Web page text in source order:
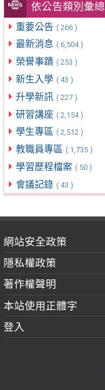
依公告類別彙總
重要公告 ( 266 )
最新消息 ( 6,504 )
榮譽事蹟 ( 253 )
新生入學 ( 43 )
升學新訊 ( 227 )
研習講座 ( 2,154 )
學生專區 ( 2,512 )
教職員專區 ( 1,735 )
學習歷程檔案 ( 50 )
會議記錄 ( 43 )
網站安全政策
隱私權政策
著作權聲明
本站使用正體字
登入